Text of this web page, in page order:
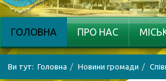
ГОЛОВНА ПРО НАС
Ви тут: Головна Новини громади